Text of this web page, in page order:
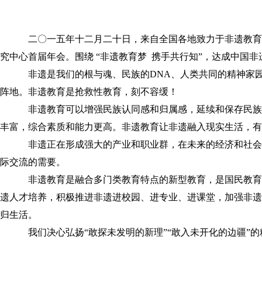
优秀毕业生
企业信息
二〇一五年十二月二十日，来自全国各地致力于非遗教
究中心首届年会。围绕 “非遗教育梦 携手共行知”，达成中国非
非遗是我们的根与魂、民族的DNA、人类共同的精神家
阵地。非遗教育是抢救性教育，刻不容缓！
非遗教育可以增强民族认同感和归属感，延续和保存民
丰富，综合素质和能力更高。非遗教育让非遗融入现实生活，
非遗正在形成强大的产业和职业群，在未来的经济和社
际交流的需要。
非遗教育是融合多门类教育特点的新型教育，是国民教
遗人才培养，积极推进非遗进校园、进专业、进课堂，加强非
归生活。
我们决心弘扬“敢探未发明的新理”“敢入未开化的边疆”